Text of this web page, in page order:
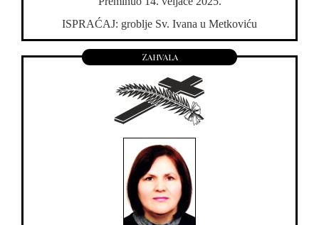
ISPRAĆAJ: groblje Sv. Ivana u Metkoviću
Zahvala